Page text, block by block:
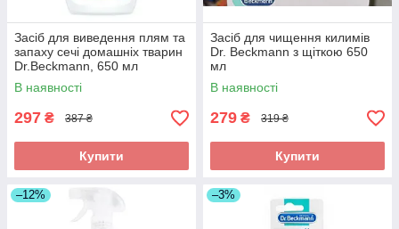
Засіб для виведення плям та
запаху сечі домашніх тварин
Dr.Beckmann, 650 мл
В наявності
297 ₴ 387 ₴
Купити
Засіб для чищення килимів
Dr. Beckmann з щіткою 650
мл
В наявності
279 ₴ 319 ₴
Купити
–12% –3%